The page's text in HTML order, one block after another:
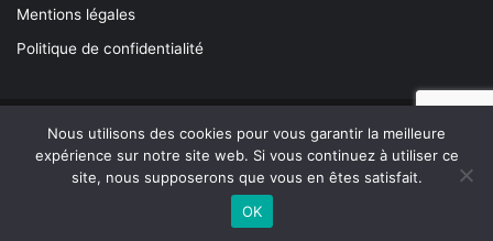
Mentions légales
Politique de confidentialité
© Copyright 2026, Nouvelle Acropole, tous droits réservés
Facebook
YouTube
Nous utilisons des cookies pour vous garantir la meilleure
expérience sur notre site web. Si vous continuez à utiliser ce
site, nous supposerons que vous en êtes satisfait.
OK